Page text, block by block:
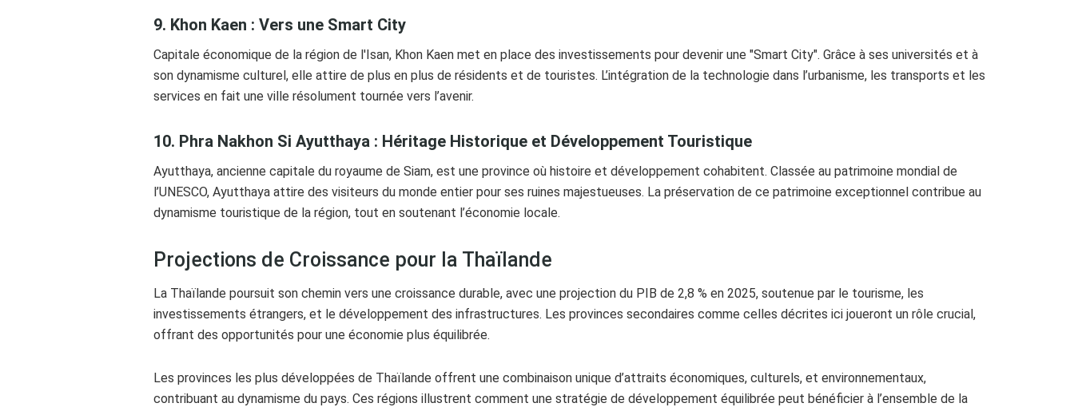
9. Khon Kaen : Vers une Smart City
Capitale économique de la région de l'Isan, Khon Kaen met en place des investissements pour devenir une "Smart City". Grâce à ses universités et à
son dynamisme culturel, elle attire de plus en plus de résidents et de touristes. L’intégration de la technologie dans l’urbanisme, les transports et les
services en fait une ville résolument tournée vers l’avenir.
10. Phra Nakhon Si Ayutthaya : Héritage Historique et Développement Touristique
Ayutthaya, ancienne capitale du royaume de Siam, est une province où histoire et développement cohabitent. Classée au patrimoine mondial de
l’UNESCO, Ayutthaya attire des visiteurs du monde entier pour ses ruines majestueuses. La préservation de ce patrimoine exceptionnel contribue au
dynamisme touristique de la région, tout en soutenant l’économie locale.
Projections de Croissance pour la Thaïlande
La Thaïlande poursuit son chemin vers une croissance durable, avec une projection du PIB de 2,8 % en 2025, soutenue par le tourisme, les
investissements étrangers, et le développement des infrastructures. Les provinces secondaires comme celles décrites ici joueront un rôle crucial,
offrant des opportunités pour une économie plus équilibrée.
Les provinces les plus développées de Thaïlande offrent une combinaison unique d’attraits économiques, culturels, et environnementaux,
contribuant au dynamisme du pays. Ces régions illustrent comment une stratégie de développement équilibrée peut bénéficier à l’ensemble de la